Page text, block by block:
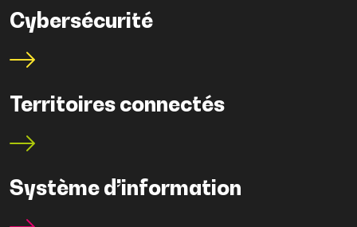
Cybersécurité
Territoires connectés
Système d’information